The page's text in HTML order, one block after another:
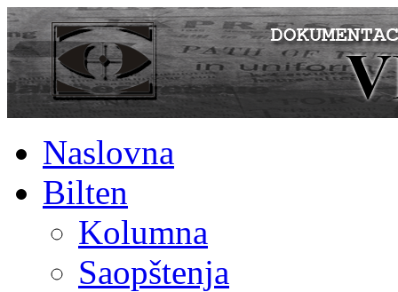
Naslovna
Bilten
Kolumna
Saopštenja